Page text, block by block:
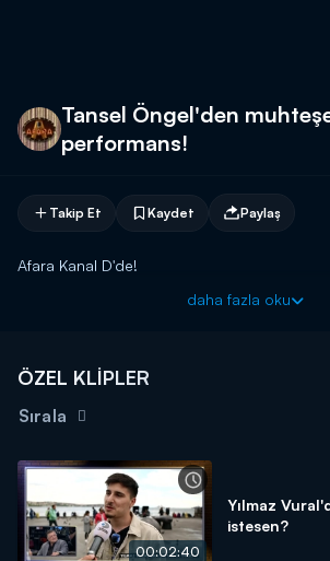
Tansel Öngel'den
performans!
Takip Et Kaydet Paylaş
Afara Kanal D'de!
daha fazla oku
ÖZEL KLİPLER
Sırala
00:02:40
Yılmaz
istesen?